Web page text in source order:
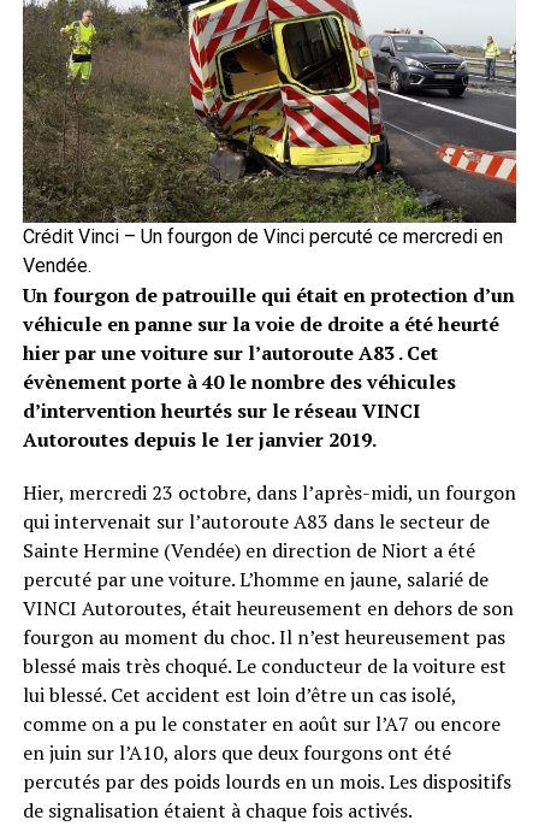
Crédit Vinci – Un fourgon de Vinci percuté ce mercredi en
Vendée.
Un fourgon de patrouille qui était en protection d’un
véhicule en panne sur la voie de droite a été heurté
hier par une voiture sur l’autoroute A83 . Cet
évènement porte à 40 le nombre des véhicules
d’intervention heurtés sur le réseau VINCI
Autoroutes depuis le 1er janvier 2019.
Hier, mercredi 23 octobre, dans l’après-midi, un fourgon
qui intervenait sur l’autoroute A83 dans le secteur de
Sainte Hermine (Vendée) en direction de Niort a été
percuté par une voiture. L’homme en jaune, salarié de
VINCI Autoroutes, était heureusement en dehors de son
fourgon au moment du choc. Il n’est heureusement pas
blessé mais très choqué. Le conducteur de la voiture est
lui blessé. Cet accident est loin d’être un cas isolé,
comme on a pu le constater en août sur l’A7 ou encore
en juin sur l’A10, alors que deux fourgons ont été
percutés par des poids lourds en un mois. Les dispositifs
de signalisation étaient à chaque fois activés.